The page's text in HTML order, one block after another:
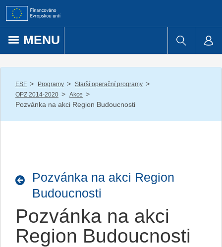
Přejít k obsahu
MENU
ESF / Programy / Starší operační programy /
OPZ 2014-2020 / Akce /
Pozvánka na akci Region Budoucnosti
Pozvánka na akci Region
Budoucnosti
Pozvánka na akci
Region Budoucnosti